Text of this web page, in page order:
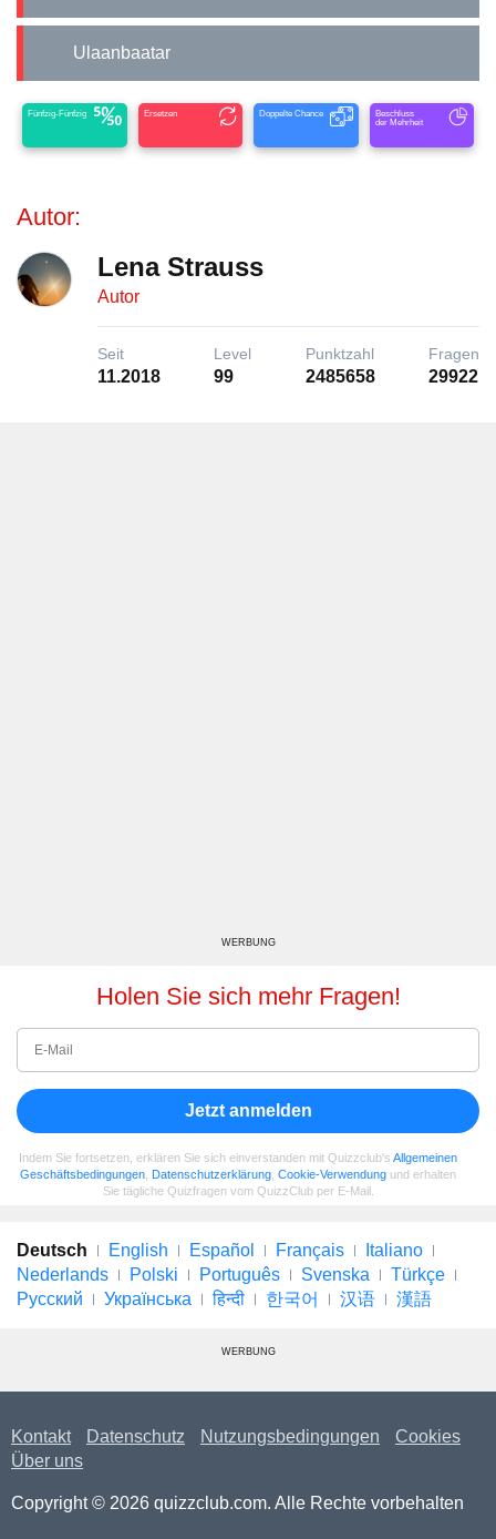
Ulaanbaatar
Fünfzig-Fünfzig Ersetzen Doppelte Chance
Beschluss
der Mehrheit
Autor:
Lena Strauss
Autor
Seit
11.2018
Level
99
Punktzahl
2485658
Fragen
29922
WERBUNG
Holen Sie sich mehr Fragen!
Jetzt anmelden
Indem Sie fortsetzen, erklären Sie sich einverstanden mit Quizzclub's Allgemeinen
Geschäftsbedingungen Datenschutzerklärung Cookie-Verwendung und erhalten
Sie tägliche Quizfragen vom QuizzClub per E-Mail.
Deutsch English Español Français
Italiano
Nederlands
Polski Português Svenska
Türkçe
Русский
Українська हिन्दी 한국어 汉语 漢語
WERBUNG
Kontakt Datenschutz Nutzungsbedingungen
Cookies
Über uns
Copyright © 2026 quizzclub.com. Alle Rechte vorbehalten